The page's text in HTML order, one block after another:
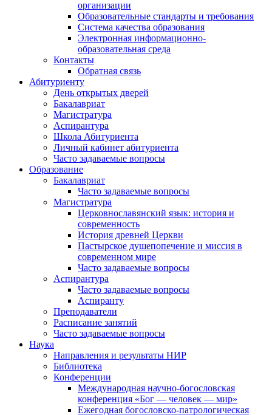
организации
Образовательные стандарты и требования
Система качества образования
Электронная информационно-
образовательная среда
Контакты
Обратная связь
Абитуриенту
День открытых дверей
Бакалавриат
Магистратура
Аспирантура
Школа Абитуриента
Личный кабинет абитуриента
Часто задаваемые вопросы
Образование
Бакалавриат
Часто задаваемые вопросы
Магистратура
Церковнославянский язык: история и
современность
История древней Церкви
Пастырское душепопечение и миссия в
современном мире
Часто задаваемые вопросы
Аспирантура
Часто задаваемые вопросы
Аспиранту
Преподаватели
Расписание занятий
Часто задаваемые вопросы
Наука
Направления и результаты НИР
Библиотека
Конференции
Международная научно-богословская
конференция «Бог — человек — мир»
Ежегодная богословско-патрологическая